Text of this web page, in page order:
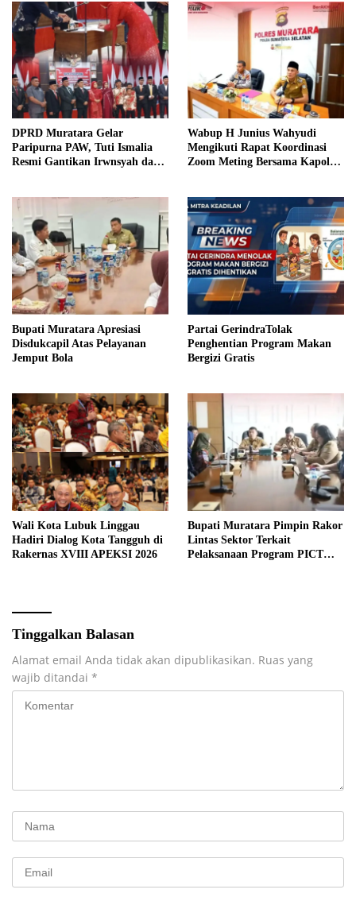
DPRD Muratara Gelar
Paripurna PAW, Tuti Ismalia
Resmi Gantikan Irwnsyah dari
Wabup H Junius Wahyudi
Mengikuti Rapat Koordinasi
Zoom Meting Bersama Kapolres
Bupati Muratara Apresiasi
Disdukcapil Atas Pelayanan
Jemput Bola
Partai GerindraTolak
Penghentian Program Makan
Bergizi Gratis
Wali Kota Lubuk Linggau
Hadiri Dialog Kota Tangguh di
Rakernas XVIII APEKSI 2026
Bupati Muratara Pimpin Rakor
Lintas Sektor Terkait
Pelaksanaan Program PICT
Tinggalkan Balasan
Alamat email Anda tidak akan dipublikasikan. Ruas yang
wajib ditandai *